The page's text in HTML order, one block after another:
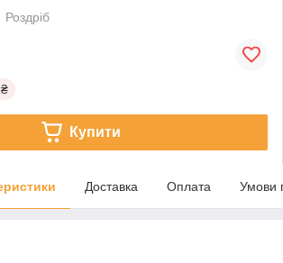
Роздріб
Купити
Доставка Оплата Умови